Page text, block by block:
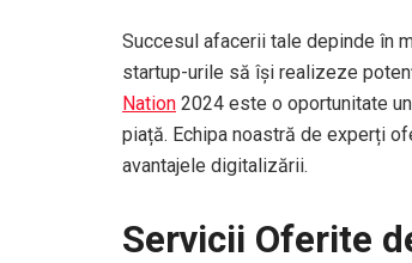
Succesul afacerii tale depinde în
startup-urile să își realizeze
Nation 2024 este o oportunitate
piață. Echipa noastră de experți
avantajele digitalizării.
Servicii Oferite